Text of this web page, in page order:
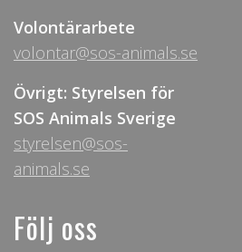
Volontärarbete
volontar@sos-animals.se
Övrigt: Styrelsen för
SOS Animals Sverige
styrelsen@sos-
animals.se
Följ oss